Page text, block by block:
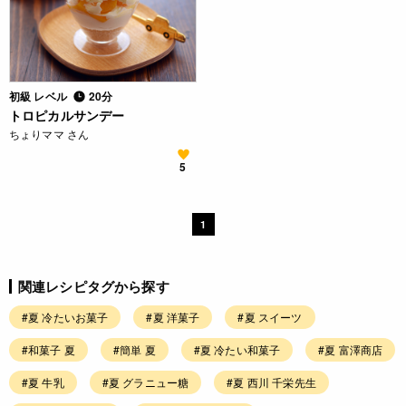
初級 レベル 20分
トロピカルサンデー
ちょりママ さん
5
1
関連レシピタグから探す
#夏 冷たいお菓子 #夏 洋菓子 #夏 スイーツ
#和菓子 夏 #簡単 夏 #夏 冷たい和菓子 #夏 富澤商店
#夏 牛乳 #夏 グラニュー糖 #夏 西川 千栄先生